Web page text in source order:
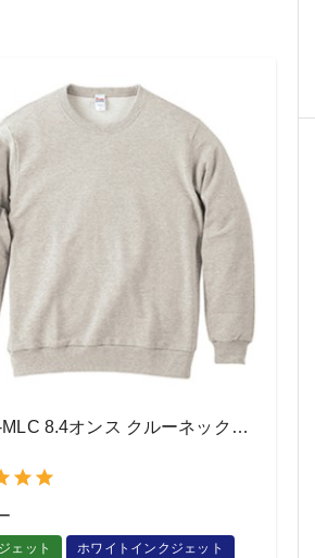
00219-MLC 8.4オンス クルーネックライトトレーナー
ェット ホワイトインクジェット